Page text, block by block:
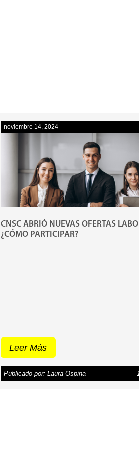
noviembre 14, 2024
CNSC ABRIÓ NUEVAS OFERTAS
¿CÓMO PARTICIPAR?
Leer Más
Publicado por: Laura Ospina